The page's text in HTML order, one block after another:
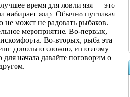
время для ловли язя — это
набирает жир. Обычно пугливая
не может не радовать рыбаков.
мероприятие. Во-первых,
Во-вторых, рыба эта
довольно сложно, и поэтому
начала давайте поговорим о